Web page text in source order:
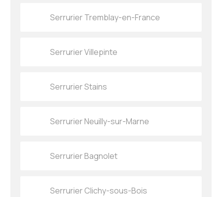
Serrurier Tremblay-en-France
Serrurier Villepinte
Serrurier Stains
Serrurier Neuilly-sur-Marne
Serrurier Bagnolet
Serrurier Clichy-sous-Bois